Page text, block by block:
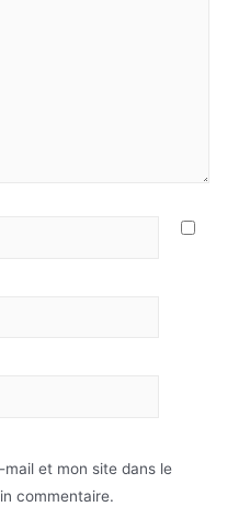
et mon site dans le
commentaire.